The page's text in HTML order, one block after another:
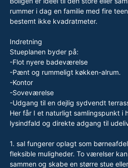
rummer i dag en familie med fire
bestemt ikke kvadratmeter.
Indretning
Stueplanen byder på:
-Flot nyere badeværelse
-Pænt og rummeligt køkken-alrum.
-Kontor
-Soveværelse
-Udgang til en dejlig sydvendt
Her får I et naturligt samlingspunkt i
lysindfald og direkte adgang til
1. sal fungerer oplagt som
fleksible muligheder. To værelser
sammen og skabe en større stue